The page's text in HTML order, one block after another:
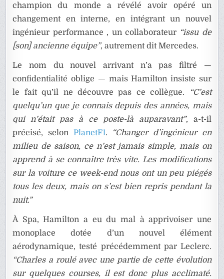
champion du monde a révélé avoir opéré un
changement en interne, en intégrant un nouvel
ingénieur performance , un collaborateur“issu de
[son] ancienne équipe”, autrement dit Mercedes.
Le nom du nouvel arrivant n’a pas filtré —
confidentialité oblige — mais Hamilton insiste sur
le fait qu’il ne découvre pas ce collègue. “C’est
quelqu’un que je connais depuis des années, mais
qui n’était pas à ce poste-là auparavant”, a-t-il
précisé, selon PlanetF1.
“Changer d’ingénieur en
milieu de saison, ce n’est jamais simple, mais on
apprend à se connaître très vite. Les modifications
sur la voiture ce week-end nous ont un peu piégés
tous les deux, mais on s’est bien repris pendant la
nuit.”
À Spa, Hamilton a eu du mal à apprivoiser une
monoplace dotée d’un nouvel élément
aérodynamique, testé précédemment par Leclerc.
“Charles a roulé avec une partie de cette évolution
sur quelques courses, il est donc plus acclimaté.